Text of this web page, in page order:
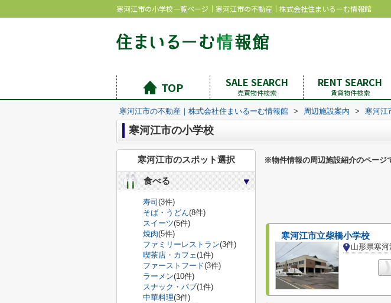
寒河江市の小学校一覧ページ｜寒河江市の不動産｜株式会社住まいるーむ情報館
TOP SALE SEARCH
売買物件検索
RENT SEARCH
賃貸物件検索
寒河江市の不動産｜株式会社住まいるーむ情報館 > 周辺施設案内 > 寒河江
寒河江市の小学校
※物件情報の周辺施設紹介のページ
寒河江市立柴橋小学校
山形県寒
寒河江市のスポット選択
食べる
寿司 (3件)
そば・うどん(8件)
スイーツ(5件)
焼肉(5件)
ファミリーレストラン(3件)
喫茶店・カフェ(1件)
ファーストフード(3件)
ラーメン(10件)
スナック・パブ(1件)
中華料理(3件)